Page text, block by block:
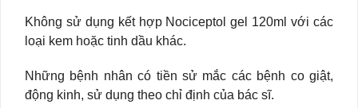
Không sử dụng kết hợp Nociceptol gel 120ml với các
loại kem hoặc tinh dầu khác.
Những bệnh nhân có tiền sử mắc các bệnh co giật,
động kinh, sử dụng theo chỉ định của bác sĩ.